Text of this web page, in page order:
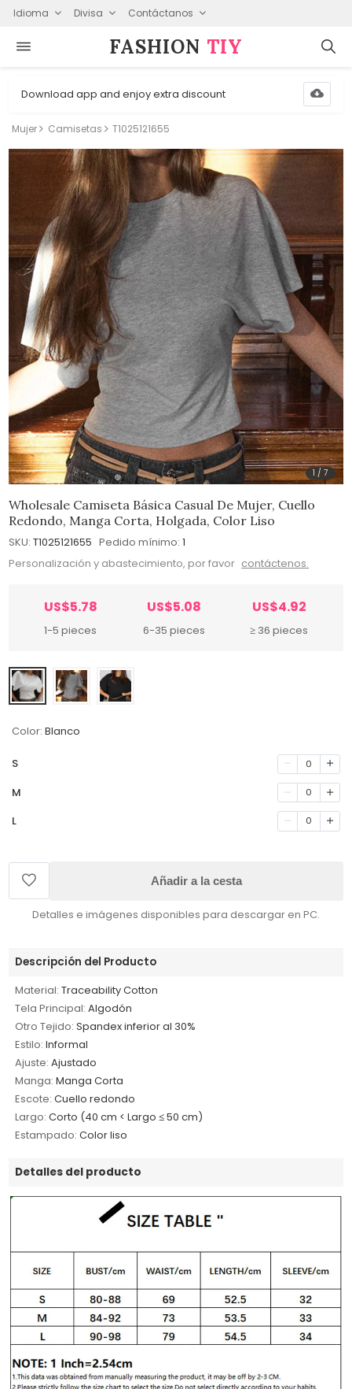
Idioma Divisa Contáctanos
FASHION⁠ TIY
Download app and enjoy extra discount
Mujer Camisetas T1025121655
1 /7
Wholesale Camiseta Básica Casual De Mujer, Cuello
Redondo, Manga Corta, Holgada, Color Liso
SKU: T1025121655 Pedido mínimo: 1
Personalización y abastecimiento, por favor contáctenos.
US$5.78
1-5 pieces
US$5.08
6-35 pieces
US$4.92
≥ 36 pieces
Color: Blanco
S 0
M 0
L 0
Añadir a la cesta
Detalles e imágenes disponibles para descargar en PC.
Descripción del Producto
Material: Traceability Cotton
Tela Principal: Algodón
Otro Tejido: Spandex inferior al 30%
Estilo: Informal
Ajuste: Ajustado
Manga: Manga Corta
Escote: Cuello redondo
Largo: Corto (40 cm < Largo ≤ 50 cm)
Estampado: Color liso
Detalles del producto